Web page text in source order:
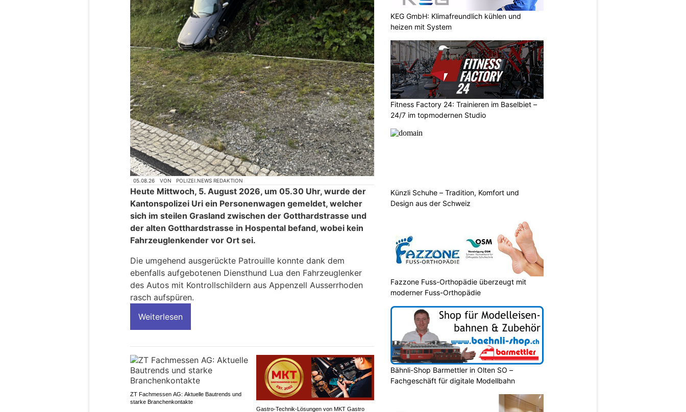
05.08.26 VON POLIZEI.NEWS REDAKTION
Heute Mittwoch, 5. August 2026, um 05.30 Uhr, wurde der
Kantonspolizei Uri ein Personenwagen gemeldet, welcher
sich im steilen Grasland zwischen der Gotthardstrasse und
der alten Gotthardstrasse in Hospental befand, wobei kein
Fahrzeuglenkender vor Ort sei.
Die umgehend ausgerückte Patrouille konnte dank dem
ebenfalls aufgebotenen Diensthund Lua den Fahrzeuglenker
des Autos mit Kontrollschildern aus Appenzell Ausserrhoden
rasch aufspüren.
Weiterlesen
ZT Fachmessen AG: Aktuelle Bautrends und
starke Branchenkontakte
Gastro-Technik-Lösungen von MKT Gastro
KEG GmbH: Klimafreundlich kühlen und
heizen mit System
Fitness Factory 24: Trainieren im Baselbiet –
24/7 im topmodernen Studio
Künzli Schuhe – Tradition, Komfort und
Design aus der Schweiz
Fazzone Fuss-Orthopädie überzeugt mit
moderner Fuss-Orthopädie
Bähnli-Shop Barmettler in Olten SO –
Fachgeschäft für digitale Modellbahn